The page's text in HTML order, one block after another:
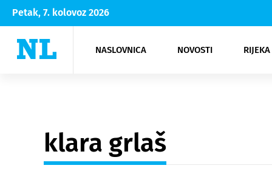
Petak, 7. kolovoz 2026
NASLOVNICA NOVOSTI
Rijeka Opatija
NK
Moda
Kultura
klara grlaš